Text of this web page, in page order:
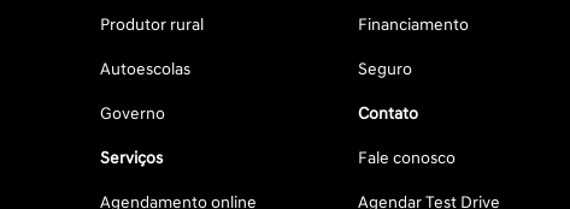
Produtor rural
Autoescolas
Governo
Serviços
Agendamento online
Financiamento
Seguro
Contato
Fale conosco
Agendar Test Drive